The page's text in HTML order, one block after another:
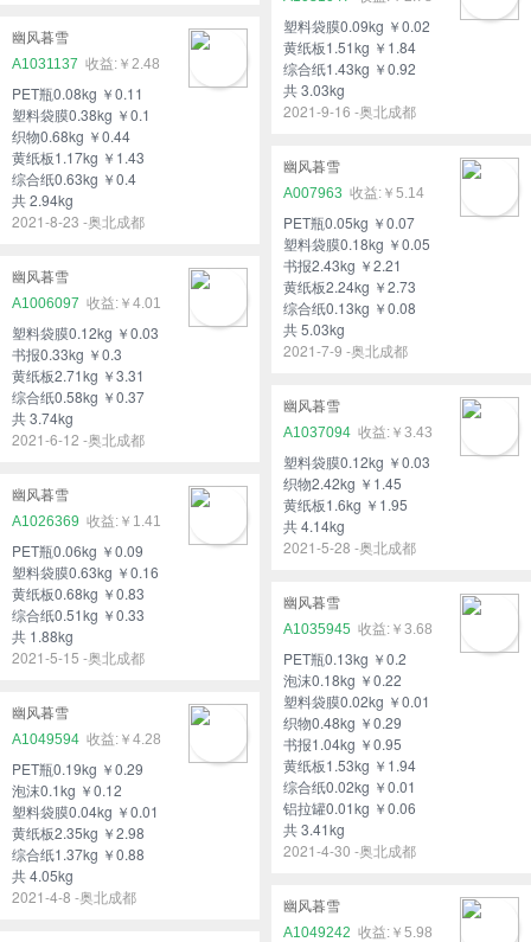
塑料袋膜0.09kg ￥0.02
黄纸板1.51kg ￥1.84
综合纸1.43kg ￥0.92
共 3.03kg
2021-9-16 -奥北成都
幽风暮雪
A1031137
￥2.48
PET瓶0.08kg ￥0.11
塑料袋膜0.38kg ￥0.1
织物0.68kg ￥0.44
黄纸板1.17kg ￥1.43
综合纸0.63kg ￥0.4
共 2.94kg
2021-8-23 -奥北成都
幽风暮雪
A007963
￥5.14
PET瓶0.05kg ￥0.07
塑料袋膜0.18kg ￥0.05
书报2.43kg ￥2.21
黄纸板2.24kg ￥2.73
综合纸0.13kg ￥0.08
共 5.03kg
2021-7-9 -奥北成都
幽风暮雪
A1006097
￥4.01
塑料袋膜0.12kg ￥0.03
书报0.33kg ￥0.3
黄纸板2.71kg ￥3.31
综合纸0.58kg ￥0.37
共 3.74kg
2021-6-12 -奥北成都
幽风暮雪
A1037094
￥3.43
塑料袋膜0.12kg ￥0.03
织物2.42kg ￥1.45
黄纸板1.6kg ￥1.95
共 4.14kg
2021-5-28 -奥北成都
幽风暮雪
A1026369
￥1.41
PET瓶0.06kg ￥0.09
塑料袋膜0.63kg ￥0.16
黄纸板0.68kg ￥0.83
综合纸0.51kg ￥0.33
共 1.88kg
2021-5-15 -奥北成都
幽风暮雪
A1035945
￥3.68
PET瓶0.13kg ￥0.2
泡沫0.18kg ￥0.22
塑料袋膜0.02kg ￥0.01
织物0.48kg ￥0.29
书报1.04kg ￥0.95
黄纸板1.53kg ￥1.94
综合纸0.02kg ￥0.01
铝拉罐0.01kg ￥0.06
共 3.41kg
2021-4-30 -奥北成都
幽风暮雪
A1049594
￥4.28
PET瓶0.19kg ￥0.29
泡沫0.1kg ￥0.12
塑料袋膜0.04kg ￥0.01
黄纸板2.35kg ￥2.98
综合纸1.37kg ￥0.88
共 4.05kg
2021-4-8 -奥北成都
幽风暮雪
A1049242
￥5.98